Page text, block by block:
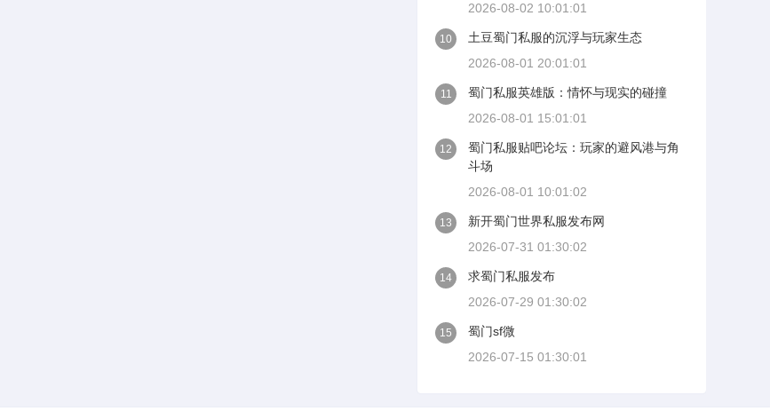
2026-08-02 10:01:01
10
土豆蜀门私服的沉浮与玩家生态
2026-08-01 20:01:01
11
蜀门私服英雄版：情怀与现实的碰撞
2026-08-01 15:01:01
12
蜀门私服贴吧论坛：玩家的避风港与角
斗场
2026-08-01 10:01:02
13
新开蜀门世界私服发布网
2026-07-31 01:30:02
14
求蜀门私服发布
2026-07-29 01:30:02
15
蜀门sf微
2026-07-15 01:30:01